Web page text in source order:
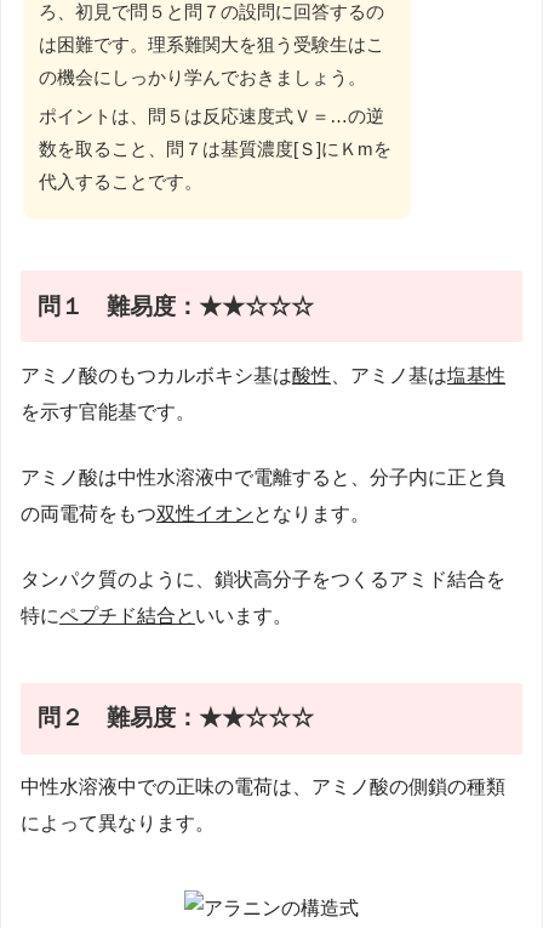
ろ、初見で問５と問７の設問に回答するの
は困難です。理系難関大を狙う受験生はこ
の機会にしっかり学んでおきましょう。
ポイントは、問５は反応速度式Ｖ＝…の逆
数を取ること、問７は基質濃度[Ｓ]にＫmを
代入することです。
問１ 難易度：★★☆☆☆
アミノ酸のもつカルボキシ基は酸性 、アミノ基は塩基性
を示す官能基です。
アミノ酸は中性水溶液中で電離すると、分子内に正と負
の両電荷をもつ双性イオンとなります。
タンパク質のように、鎖状高分子をつくるアミド結合を
特にペプチド結合と いいます。
問２難易度：★★☆☆☆
中性水溶液中での正味の電荷は、アミノ酸の側鎖の種類
によって異なります。